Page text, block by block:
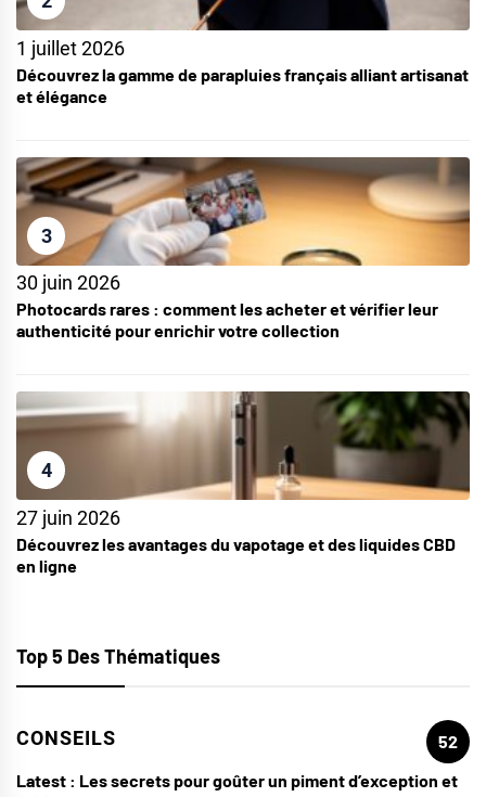
1 juillet 2026
Découvrez la gamme de parapluies français alliant artisanat
et élégance
3
30 juin 2026
Photocards rares : comment les acheter et vérifier leur
authenticité pour enrichir votre collection
4
27 juin 2026
Découvrez les avantages du vapotage et des liquides CBD
en ligne
Top 5 Des Thématiques
CONSEILS
52
Latest : Les secrets pour goûter un piment d’exception et